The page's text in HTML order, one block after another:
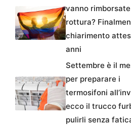
vanno
rottura?
chiarimento
anni
Settembre è il
per preparare i
termosifoni
ecco il trucco
pulirli senza